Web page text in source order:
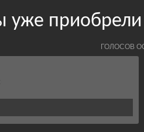
уже
ГОЛОСОВ